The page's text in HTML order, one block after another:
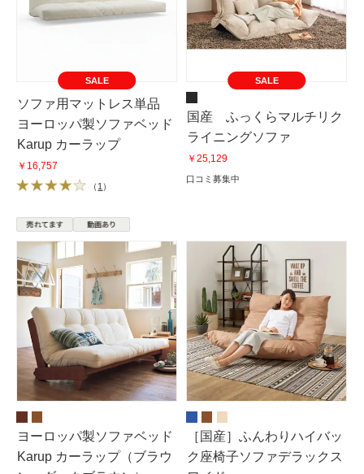
SALE
ソファ用マットレス単品
ヨーロッパ製ソファベッド
Karup カーラップ
￥16,757
（ 1 ）
SALE
国産 ふっくらマルチリク
ライニングソファ
￥25,129
口コミ募集中
ヨーロッパ製ソファベッド
Karup カーラップ（ブラウ
［国産］ふんわりハイバッ
ク座椅子ソファデラックス